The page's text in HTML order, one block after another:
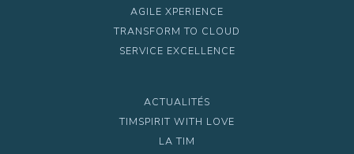
AGILE XPERIENCE
TRANSFORM TO CLOUD
SERVICE EXCELLENCE
ACTUALITÉS
TIMSPIRIT WITH LOVE
LA TIM